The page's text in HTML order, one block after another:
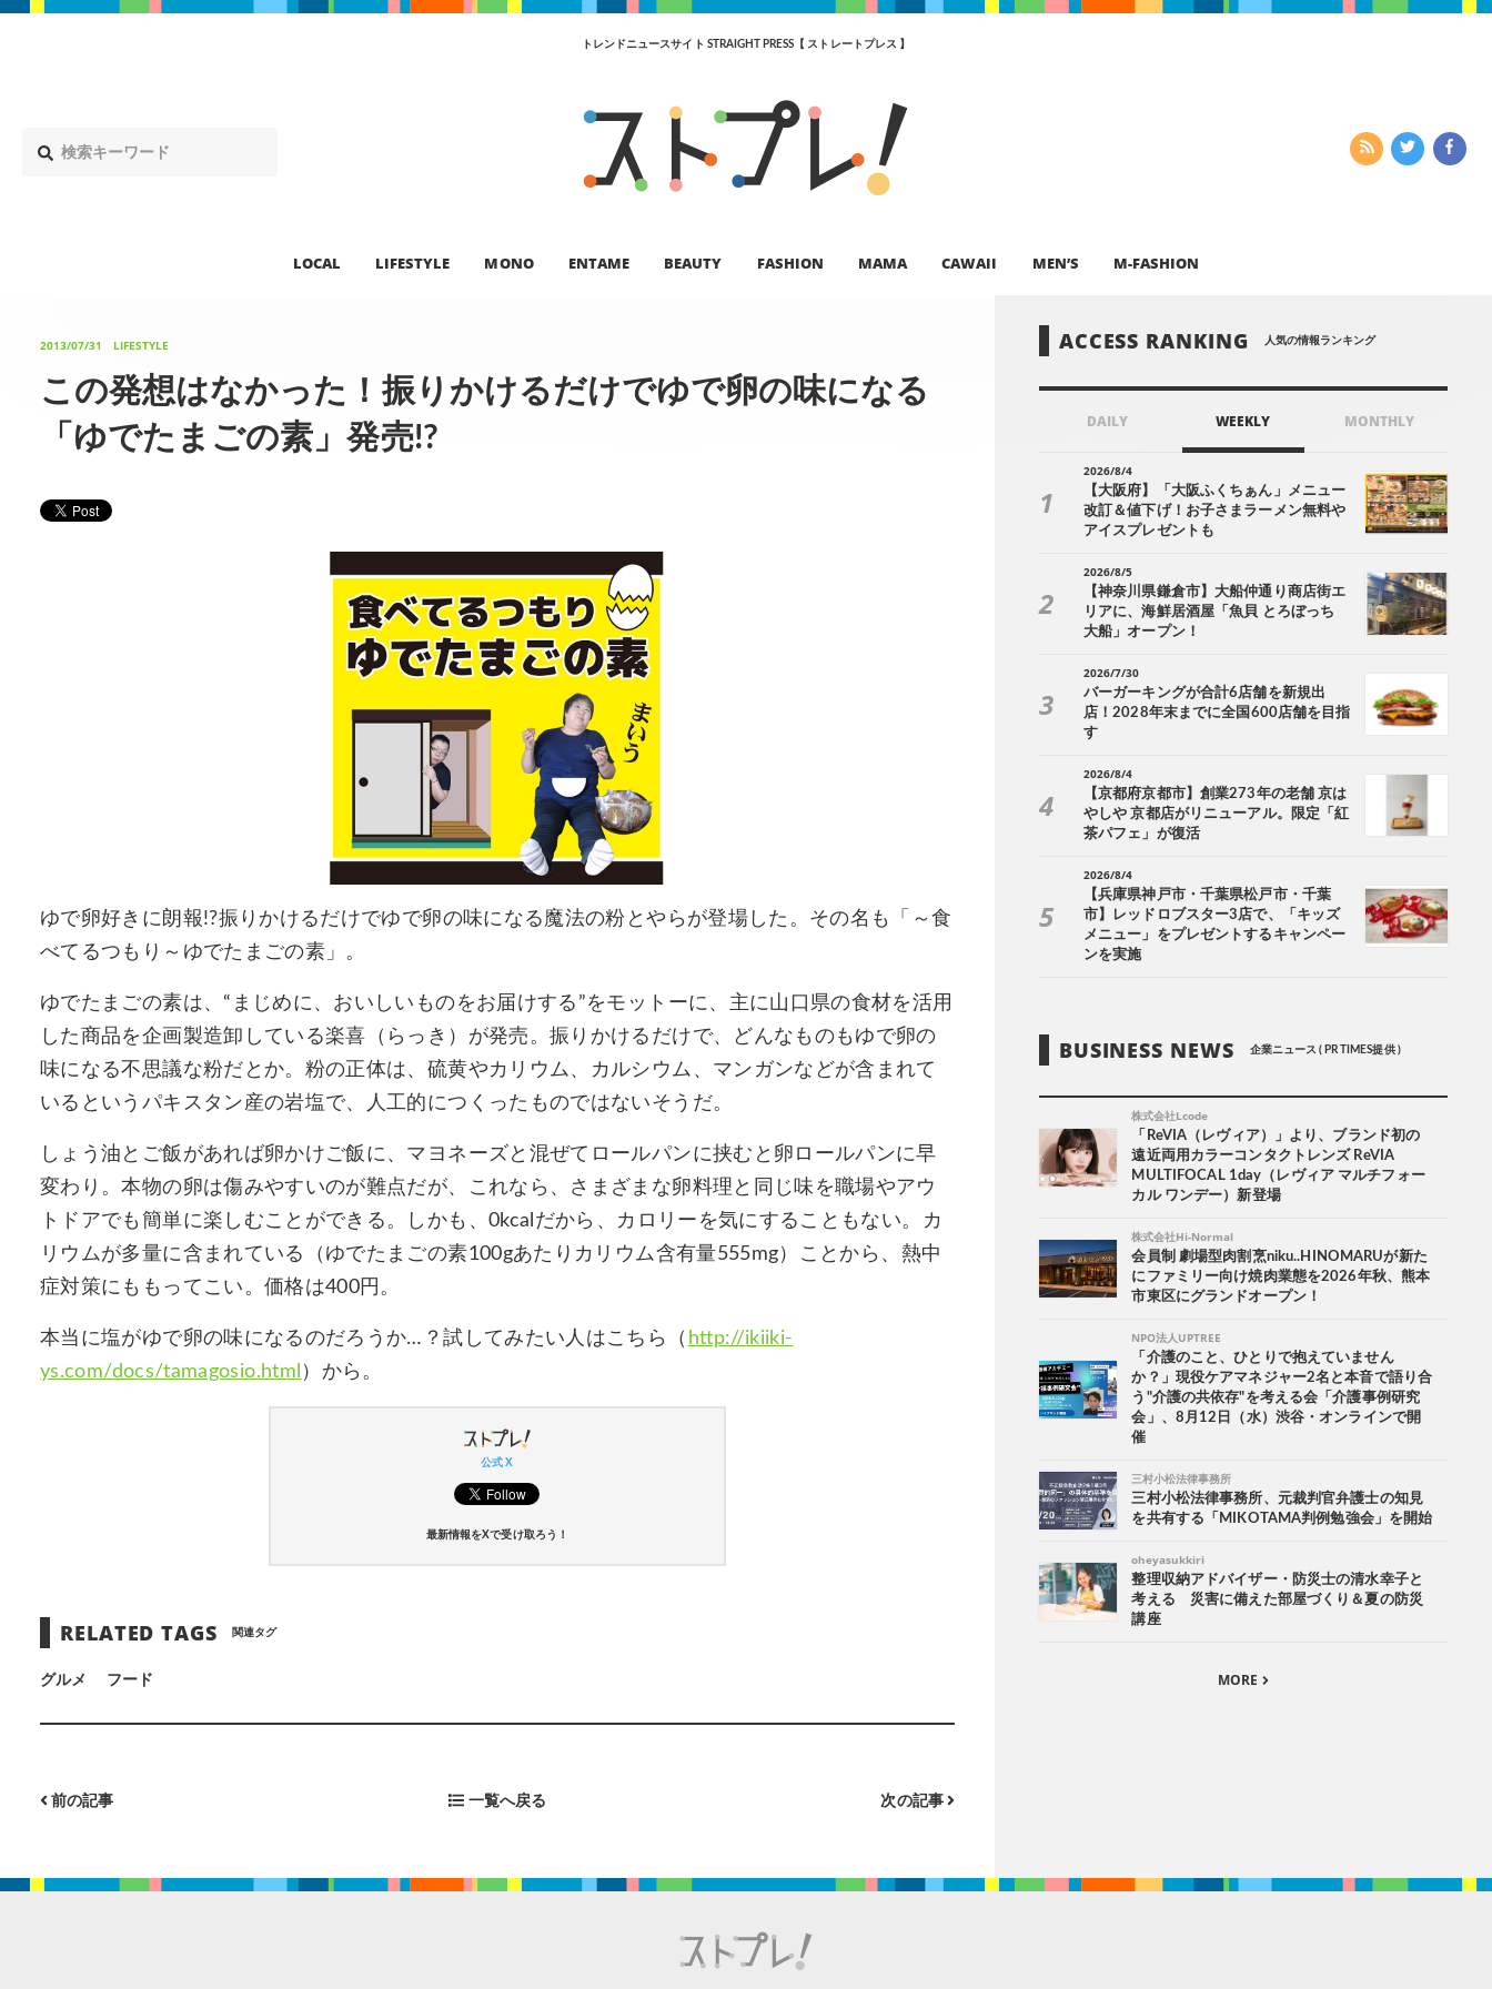
トレンドニュースサイト STRAIGHT PRESS【 ストレートプレス 】
LOCAL LIFESTYLE MONO ENTAME BEAUTY FASHION MAMA CAWAII MEN’S M-FASHION
2013/07/31 LIFESTYLE
この発想はなかった！振りかけるだけでゆで卵の味になる
「ゆでたまごの素」発売!?
ゆで卵好きに朗報!?振りかけるだけでゆで卵の味になる魔法の粉とやらが登場した。その名も「～食
べてるつもり～ゆでたまごの素」。
ゆでたまごの素は、“まじめに、おいしいものをお届けする”をモットーに、主に山口県の食材を活用
した商品を企画製造卸している楽喜（らっき）が発売。振りかけるだけで、どんなものもゆで卵の
味になる不思議な粉だとか。粉の正体は、硫黄やカリウム、カルシウム、マンガンなどが含まれて
いるというパキスタン産の岩塩で、人工的につくったものではないそうだ。
しょう油とご飯があれば卵かけご飯に、マヨネーズと混ぜてロールパンに挟むと卵ロールパンに早
変わり。本物の卵は傷みやすいのが難点だが、これなら、さまざまな卵料理と同じ味を職場やアウ
トドアでも簡単に楽しむことができる。しかも、0kcalだから、カロリーを気にすることもない。カ
リウムが多量に含まれている（ゆでたまごの素100gあたりカリウム含有量555mg）ことから、熱中
症対策にももってこい。価格は400円。
本当に塩がゆで卵の味になるのだろうか…？試してみたい人はこちら（ http://ikiiki-
ys.com/docs/tamagosio.html ）から。
公式 X
最新情報をXで受け取ろう！
RELATED TAGS 関連タグ
グルメ フード
前の記事 一覧へ戻る 次の記事
ACCESS RANKING 人気の情報ランキング
DAILY WEEKLY MONTHLY
2026/8/4
【大阪府】「大阪ふくちぁん」メニュー
改訂＆値下げ！お子さまラーメン無料や
アイスプレゼントも
2026/8/5
【神奈川県鎌倉市】大船仲通り商店街エ
リアに、海鮮居酒屋「魚貝 とろぼっち
大船」オープン！
2026/7/30
バーガーキングが合計6店舗を新規出
店！2028年末までに全国600店舗を目指
す
2026/8/4
【京都府京都市】創業273年の老舗 京は
やしや 京都店がリニューアル。限定「紅
茶パフェ」が復活
2026/8/4
【兵庫県神戸市・千葉県松戸市・千葉
市】レッドロブスター3店で、「キッズ
メニュー」をプレゼントするキャンペー
ンを実施
BUSINESS NEWS 企業ニュース ( PR TIMES提供 )
株式会社Lcode
「ReVIA（レヴィア）」より、ブランド初の
遠近両用カラーコンタクトレンズ ReVIA
MULTIFOCAL 1day（レヴィア マルチフォー
カル ワンデー）新登場
株式会社Hi-Normal
会員制 劇場型肉割烹niku..HINOMARUが新た
にファミリー向け焼肉業態を2026年秋、熊本
市東区にグランドオープン！
NPO法人UPTREE
「介護のこと、ひとりで抱えていません
か？」現役ケアマネジャー2名と本音で語り合
う"介護の共依存"を考える会「介護事例研究
会」、8月12日（水）渋谷・オンラインで開
催
三村小松法律事務所
三村小松法律事務所、元裁判官弁護士の知見
を共有する「MIKOTAMA判例勉強会」を開始
oheyasukkiri
整理収納アドバイザー・防災士の清水幸子と
考える 災害に備えた部屋づくり＆夏の防災
講座
MORE